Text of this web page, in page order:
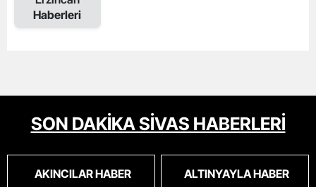
Haberleri
SON DAKİKA SİVAS HABERLERİ
AKINCILAR HABER ALTINYAYLA HABER